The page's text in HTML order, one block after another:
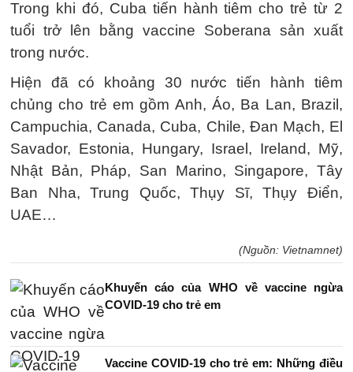
Trong khi đó, Cuba tiến hành tiêm cho trẻ từ 2
tuổi trở lên bằng vaccine Soberana sản xuất
trong nước.
Hiện đã có khoảng 30 nước tiến hành tiêm
chủng cho trẻ em gồm Anh, Áo, Ba Lan, Brazil,
Campuchia, Canada, Cuba, Chile, Đan Mạch, El
Savador, Estonia, Hungary, Israel, Ireland, Mỹ,
Nhật Bản, Pháp, San Marino, Singapore, Tây
Ban Nha, Trung Quốc, Thụy Sĩ, Thụy Điển,
UAE…
(Nguồn: Vietnamnet)
Khuyến cáo của WHO về vaccine ngừa
COVID-19 cho trẻ em
Vaccine COVID-19 cho trẻ em: Những điều